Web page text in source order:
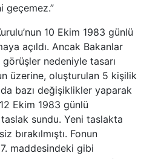
geçemez.”
10 Ekim 1983 günlü
açıldı. Ancak Bakanlar
nedeniyle tasarı
üzerine, oluşturulan 5 kişilik
bazı değişiklikler yaparak
Ekim 1983 günlü
sundu. Yeni taslakta
bırakılmıştı. Fonun
maddesindeki gibi